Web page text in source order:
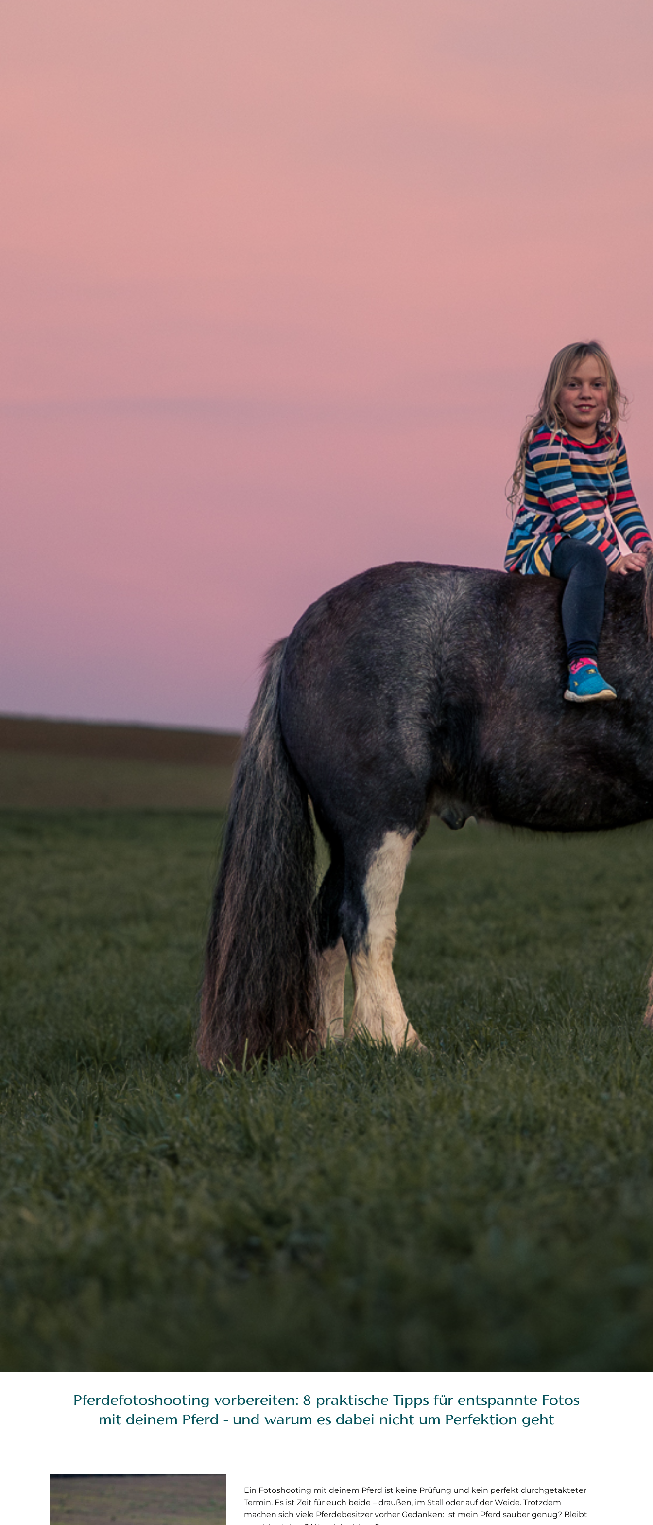
Pferdefotoshooting vorbereiten: 8 praktische Tipps für entspannte Fotos
mit deinem Pferd - und warum es dabei nicht um Perfektion geht
Ein Fotoshooting mit deinem Pferd ist keine Prüfung und kein perfekt durchgetakteter
Termin. Es ist Zeit für euch beide – draußen, im Stall oder auf der Weide. Trotzdem
machen sich viele Pferdebesitzer vorher Gedanken: Ist mein Pferd sauber genug? Bleibt